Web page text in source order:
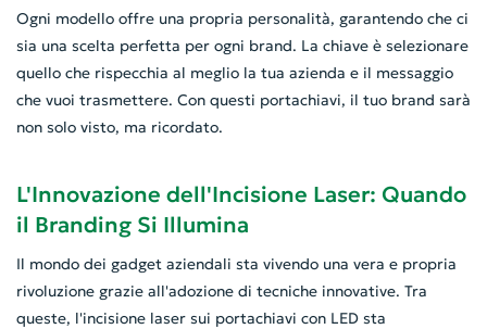
Ogni modello offre una propria personalità, garantendo che ci
sia una scelta perfetta per ogni brand. La chiave è selezionare
quello che rispecchia al meglio la tua azienda e il messaggio
che vuoi trasmettere. Con questi portachiavi, il tuo brand sarà
non solo visto, ma ricordato.
L'Innovazione dell'Incisione Laser: Quando
il Branding Si Illumina
Il mondo dei gadget aziendali sta vivendo una vera e propria
rivoluzione grazie all'adozione di tecniche innovative. Tra
queste, l'incisione laser sui portachiavi con LED sta